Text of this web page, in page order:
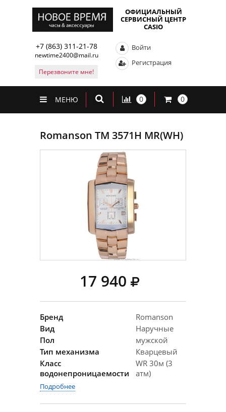
ОФИЦИАЛЬНЫЙ
СЕРВИСНЫЙ ЦЕНТР
CASIO
+7 (863) 311-21-78
newtime2400@mail.ru
Перезвоните мне!
Войти
Регистрация
МЕНЮ 0 0
Romanson TM 3571H MR(WH)
17 940
Бренд
Romanson
Вид
Наручные
Пол
мужской
Тип механизма
Кварцевый
Класс
водонепроницаемости
WR 30м (3
атм)
Подробнее